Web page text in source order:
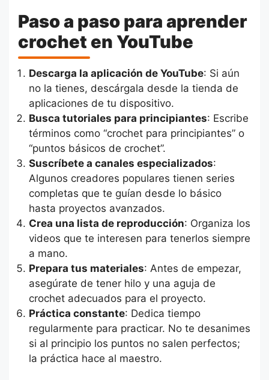
Paso a paso para aprender
crochet en YouTube
Descarga la aplicación de YouTube: Si aún
no la tienes, descárgala desde la tienda de
aplicaciones de tu dispositivo.
Busca tutoriales para principiantes: Escribe
términos como “crochet para principiantes” o
“puntos básicos de crochet”.
Suscríbete a canales especializados:
Algunos creadores populares tienen series
completas que te guían desde lo básico
hasta proyectos avanzados.
Crea una lista de reproducción: Organiza los
videos que te interesen para tenerlos siempre
a mano.
Prepara tus materiales: Antes de empezar,
asegúrate de tener hilo y una aguja de
crochet adecuados para el proyecto.
Práctica constante: Dedica tiempo
regularmente para practicar. No te desanimes
si al principio los puntos no salen perfectos;
la práctica hace al maestro.